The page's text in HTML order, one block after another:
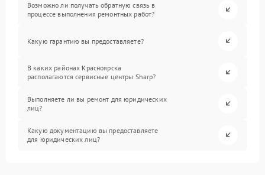
Возможно ли получать обратную связь в
процессе выполнения ремонтных работ?
Какую гарантию вы предоставляете?
В каких районах Красноярска
располагаются сервисные центры Sharp?
Выполняете ли вы ремонт для юридических
лиц?
Какую документацию вы предоставляете
для юридических лиц?